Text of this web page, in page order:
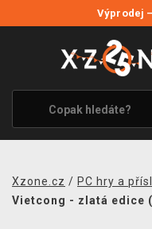
Výprodej
VÝPRODEJ
VIDEOHRY
XZONE ORIGINALS
TÉMATIKY
MERCHANDISE
Xzone.cz / PC hry a
Vietcong - zlatá edice